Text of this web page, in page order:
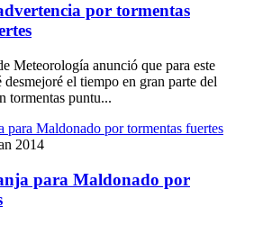
por tormentas
Meteorología anunció que para este
el tiempo en gran parte del
tormentas puntu...
2014
para Maldonado por